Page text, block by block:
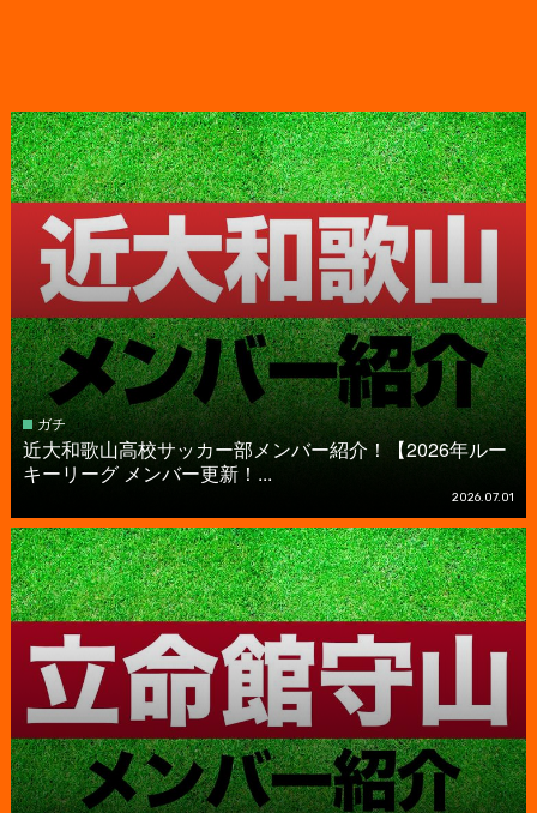
ガチ
近大和歌山高校サッカー部メンバー紹介！【2026年ルー
キーリーグ メンバー更新！...
2026.07.01